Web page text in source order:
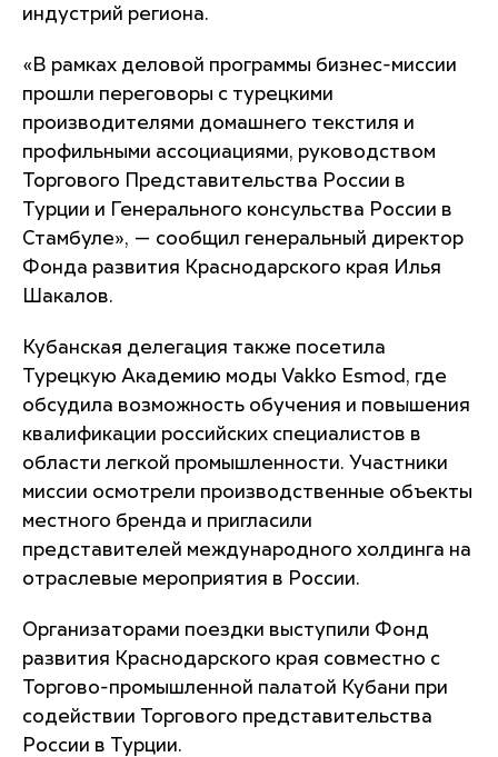
индустрий региона.
«В рамках деловой программы бизнес-миссии
прошли переговоры с турецкими
производителями домашнего текстиля и
профильными ассоциациями, руководством
Торгового Представительства России в
Турции и Генерального консульства России в
Стамбуле», — сообщил генеральный директор
Фонда развития Краснодарского края Илья
Шакалов.
Кубанская делегация также посетила
Турецкую Академию моды Vakko Esmod, где
обсудила возможность обучения и повышения
квалификации российских специалистов в
области легкой промышленности. Участники
миссии осмотрели производственные объекты
местного бренда и пригласили
представителей международного холдинга на
отраслевые мероприятия в России.
Организаторами поездки выступили Фонд
развития Краснодарского края совместно с
Торгово-промышленной палатой Кубани при
содействии Торгового представительства
России в Турции.